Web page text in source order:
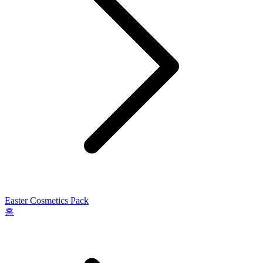
Easter Cosmetics Pack
홈